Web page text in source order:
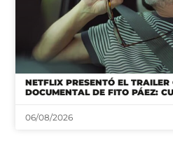
NETFLIX PRESENTÓ EL
DOCUMENTAL DE FITO PÁEZ:
06/08/2026